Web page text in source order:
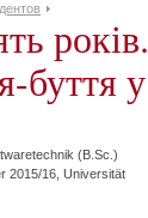
буття
(B.Sc.)
2015/16, Universität